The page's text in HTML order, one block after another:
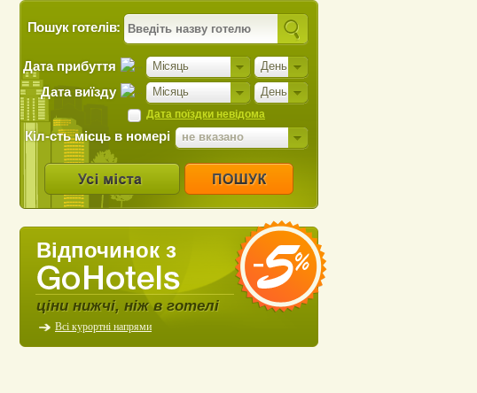
Пошук готелів:
Місяць День
Дата прибуття
Місяць День
Дата виїзду
Дата поїздки невідома
Кіл-сть місць в номері не вказано
Відпочинок з
ціни нижчі, ніж в готелі
Всі курортні напрями